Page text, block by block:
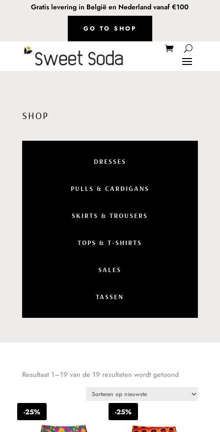
Gratis levering in België en Nederland vanaf €100
GO TO SHOP
SHOP
DRESSES
PULLS & CARDIGANS
SKIRTS & TROUSERS
TOPS & T-SHIRTS
SALES
TASSEN
Resultaat 1–19 van de 19 resultaten wordt getoond
-25% -25%